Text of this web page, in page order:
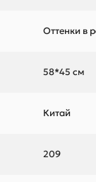
Оттенки в
58*45 см
Китай
209